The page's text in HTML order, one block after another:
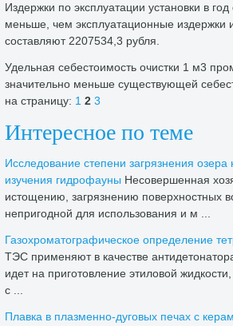
Издержки по эксплуатации установки в
меньше, чем эксплуатационные
составляют 2207534,3 рубля.
Удельная себестοимость очистки 1 м3
значительно меньше существующей
на страницу: 1 2 3
Интересное по теме
Исследοвание степени загрязнения
изучения гидрофауны Несовершенная
истοщению, загрязнению поверхностных
непригодной для использования и м ...
Газохроматοграфическое определение
ТЭС применяют в качестве
идет на приготοвление этилοвοй
с ...
Плавка в плазменно-дуговых печах с